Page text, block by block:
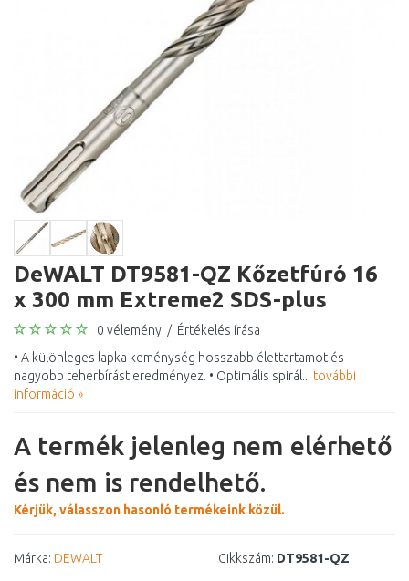
DeWALT DT9581-QZ Kőzetfúró 16
x 300 mm Extreme2 SDS-plus
0 vélemény / Értékelés írása
• A különleges lapka keménység hosszabb élettartamot és
nagyobb teherbírást eredményez. • Optimális spirál... további
információ »
A termék jelenleg nem elérhető
és nem is rendelhető.
Kérjük, válasszon hasonló termékeink közül.
Márka: DEWALT Cikkszám: DT9581-QZ